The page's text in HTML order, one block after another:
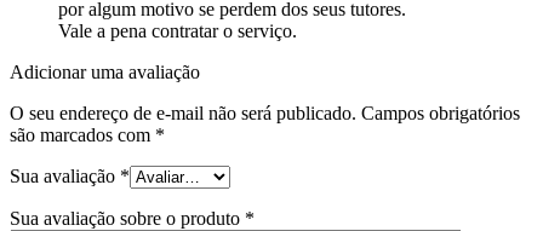
por algum motivo se perdem dos seus tutores.
Vale a pena contratar o serviço.
Adicionar uma avaliação
O seu endereço de e-mail não será publicado. Campos obrigatórios
são marcados com *
Sua avaliação *
Sua avaliação sobre o produto *